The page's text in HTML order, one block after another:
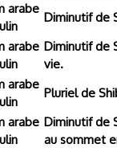
Diminutif de
Diminutif de
vie.
Pluriel de
Diminutif de
au sommet